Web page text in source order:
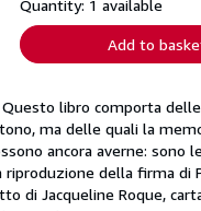
Quantity: 1 available
Add to
libro comporta
ma delle quali la
ancora averne: sono
della firma di
di Jacqueline Roque,